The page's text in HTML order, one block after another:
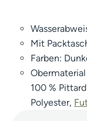
Mit
Farben:
100 %
Polyester,